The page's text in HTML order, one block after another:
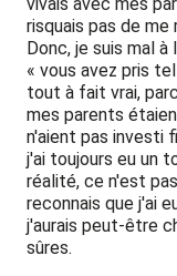
risquais pas de
Donc, je suis mal
« vous avez pris
tout à fait vrai,
mes parents
n'aient pas investi
j'ai toujours eu un
réalité, ce n'est
reconnais que j'ai
j'aurais peut-être
sûres.